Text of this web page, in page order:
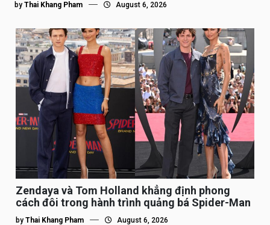
by Thai Khang Pham August 6, 2026
Zendaya và Tom Holland khẳng định phong
cách đôi trong hành trình quảng bá Spider-Man
by Thai Khang Pham August 6, 2026